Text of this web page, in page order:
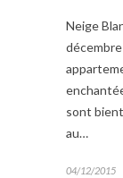
Neige
décembre
sont
au…
04/12/2015